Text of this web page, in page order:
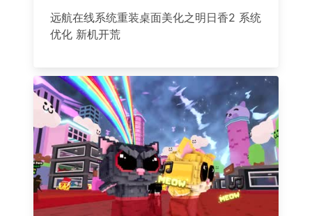
远航在线系统重装桌面美化之明日香2 系统
优化 新机开荒